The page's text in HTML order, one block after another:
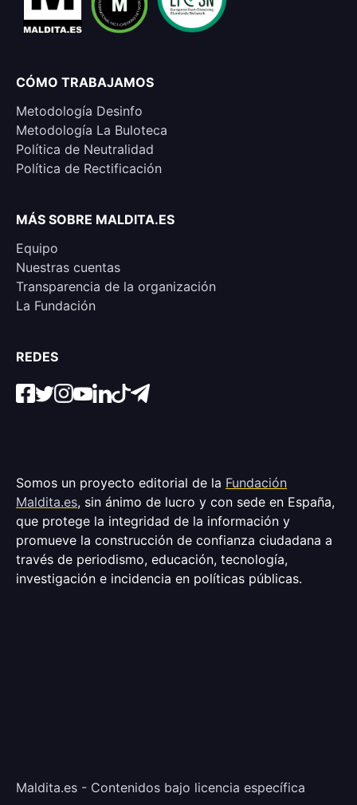
CÓMO TRABAJAMOS
Metodología Desinfo
Metodología La Buloteca
Política de Neutralidad
Política de Rectificación
MÁS SOBRE MALDITA.ES
Equipo
Nuestras cuentas
Transparencia de la organización
La Fundación
REDES
Somos un proyecto editorial de la Fundación
Maldita.es, sin ánimo de lucro y con sede en España,
que protege la integridad de la información y
promueve la construcción de confianza ciudadana a
través de periodismo, educación, tecnología,
investigación e incidencia en políticas públicas.
Maldita.es - Contenidos bajo licencia específica